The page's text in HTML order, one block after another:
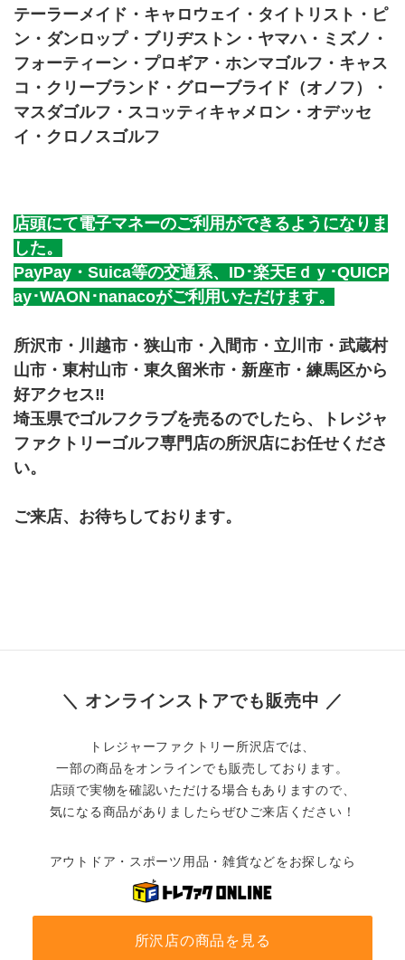
テーラーメイド・キャロウェイ・タイトリスト・ピ
ン・ダンロップ・ブリヂストン・ヤマハ・ミズノ・
フォーティーン・プロギア・ホンマゴルフ・キャス
コ・クリーブランド・グローブライド（オノフ）・
マスダゴルフ・スコッティキャメロン・オデッセ
イ・クロノスゴルフ
店頭にて電子マネーのご利用ができるようになりま
した。
PayPay・Suica等の交通系、ID･楽天Eｄｙ･QUICP
ay･WAON･nanacoがご利用いただけます。
所沢市・川越市・狭山市・入間市・立川市・武蔵村
山市・東村山市・東久留米市・新座市・練馬区から
好アクセス‼
埼玉県でゴルフクラブを売るのでしたら、トレジャ
ファクトリーゴルフ専門店の所沢店にお任せくださ
い。
ご来店、お待ちしております。
＼ オンラインストアでも販売中 ／
トレジャーファクトリー所沢店では、
一部の商品をオンラインでも販売しております。
店頭で実物を確認いただける場合もありますので、
気になる商品がありましたらぜひご来店ください！
アウトドア・スポーツ用品・雑貨などをお探しなら
所沢店の商品を見る